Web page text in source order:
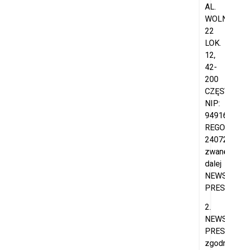
AL.
22
LOK.
12,
42-
200
NIP:
dalej
2.